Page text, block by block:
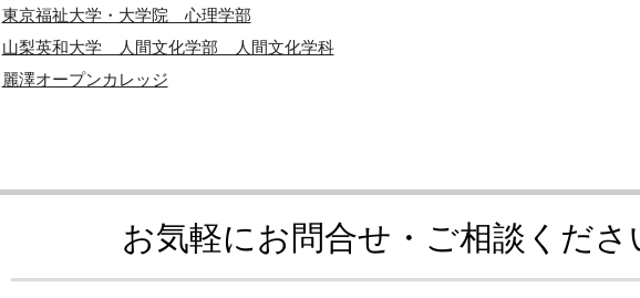
東京福祉大学・大学院 心理学部
山梨英和大学 人間文化学部 人間文化学科
麗澤オープンカレッジ
お気軽にお問合せ・ご相談くださ